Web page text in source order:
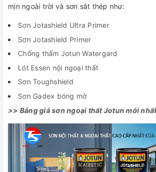
mịn ngoài trời và sơn sắt thép như:
Sơn Jotashield Ultra Primer
Sơn Jotashield Primer
Chống thấm Jotun Watergard
Lót Essen nội ngoại thất
Sơn Toughshield
Sơn Gadex bóng mờ
>> Bảng giá sơn ngoại thất Jotun mới